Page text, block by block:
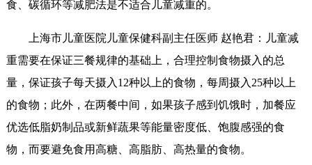
食、碳循环等减肥法是不适合儿童减重的。
上海市儿童医院儿童保健科副主任医师 赵艳君：儿童减
重需要在保证三餐规律的基础上，合理控制食物摄入的总
量，保证孩子每天摄入12种以上的食物，每周摄入25种以上
的食物；此外，在两餐中间，如果孩子感到饥饿时，加餐应
优选低脂奶制品或新鲜蔬果等能量密度低、饱腹感强的食
物，而要避免食用高糖、高脂肪、高热量的食物。